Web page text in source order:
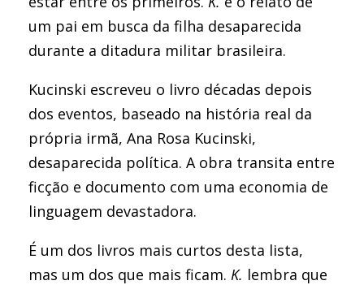
um pai em busca da filha desaparecida
durante a ditadura militar brasileira.
Kucinski escreveu o livro décadas depois
dos eventos, baseado na história real da
própria irmã, Ana Rosa Kucinski,
desaparecida política. A obra transita entre
ficção e documento com uma economia de
linguagem devastadora.
É um dos livros mais curtos desta lista,
mas um dos que mais ficam. K. lembra que